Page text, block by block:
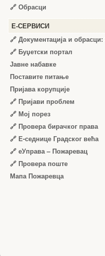
🔗 Обрасци
Е-СЕРВИСИ
🔗 Документација и
🔗 Буџетски портал
Јавне набавке
Поставите питање
Пријава корупције
🔗 Пријави проблем
🔗 Мој порез
🔗 Провера бирачког права
🔗 Е-седнице Градског већа
🔗 еУправа – Пожаревац
🔗 Провера поште
Мапа Пожаревца